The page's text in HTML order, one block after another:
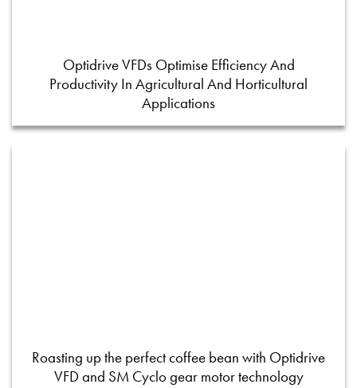
Optidrive VFDs Optimise Efficiency And
Productivity In Agricultural And Horticultural
Applications
Roasting up the perfect coffee bean with Optidrive
VFD and SM Cyclo gear motor technology